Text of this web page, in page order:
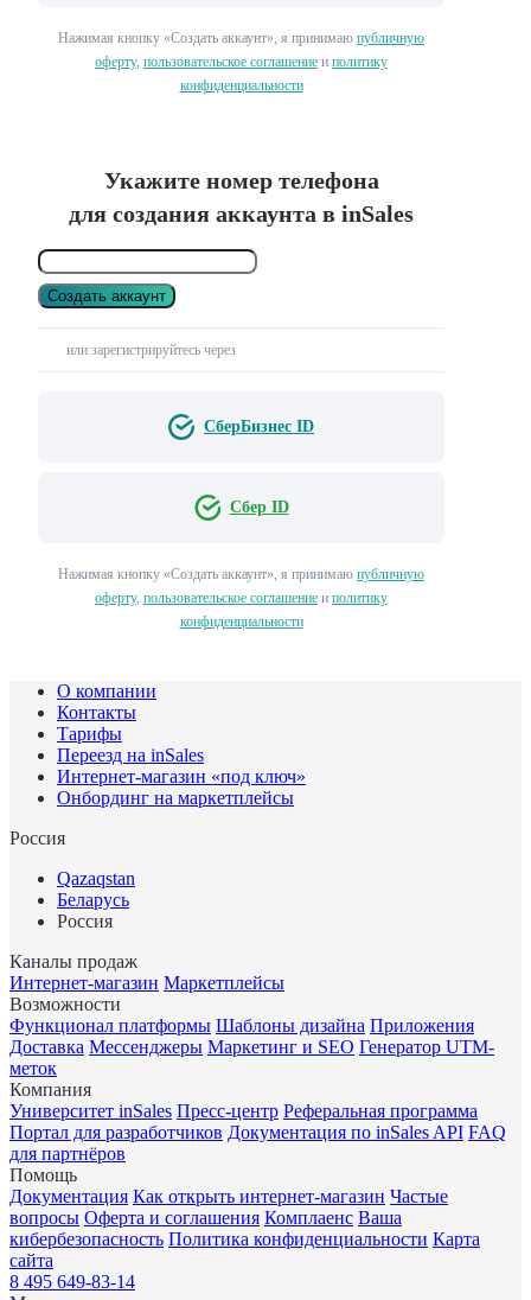
Нажимая кнопку «Создать аккаунт», я принимаю публичную
оферту, пользовательское соглашение и политику
конфиденциальности
Укажите номер телефона
для создания аккаунта в inSales
Создать аккаунт
или зарегистрируйтесь через
СберБизнес ID
Сбер ID
Нажимая кнопку «Создать аккаунт», я принимаю публичную
оферту, пользовательское соглашение и политику
конфиденциальности
О компании
Контакты
Тарифы
Переезд на inSales
Интернет-магазин «под ключ»
Онбординг на маркетплейсы
Россия
Qazaqstan
Беларусь
Россия
Каналы продаж
Интернет-магазин Маркетплейсы
Возможности
Функционал платформы Шаблоны дизайна Приложения
Доставка Мессенджеры Маркетинг и SEO Генератор UTM-
меток
Компания
Университет inSales Пресс-центр Реферальная программа
Портал для разработчиков Документация по inSales API FAQ
для партнёров
Помощь
Документация Как открыть интернет-магазин Частые
вопросы Оферта и соглашения Комплаенс Ваша
кибербезопасность Политика конфиденциальности Карта
сайта
8 495 649-83-14